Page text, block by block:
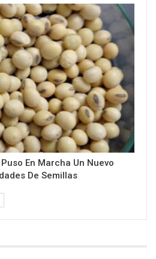
En Marcha Un Nuevo
De Semillas